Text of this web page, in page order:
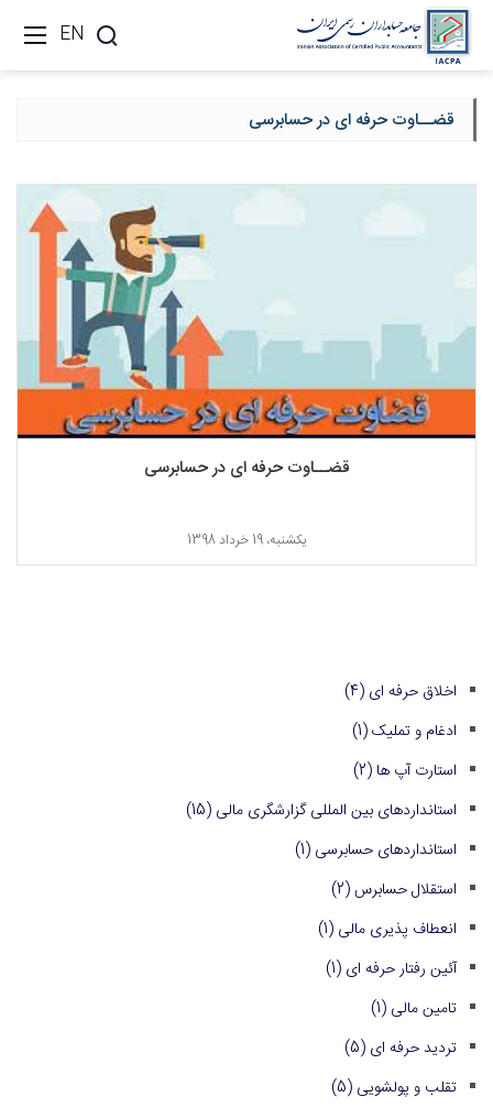
EN
قضــاوت حرفه ای در حسابرسی
قضــاوت حرفه ای در حسابرسی
یکشنبه، 19 خرداد 1398
اخلاق حرفه ای (4)
ادغام و تملیک(1)
استارت آپ ها (2)
استانداردهای بین المللی گزارشگری مالی (15)
استانداردهای حسابرسی (1)
استقلال حسابرس(2)
انعطاف پذیری مالی (1)
آئین رفتار حرفه ای (1)
تامین مالی (1)
تردید حرفه ای (5)
تقلب و پولشویی (5)